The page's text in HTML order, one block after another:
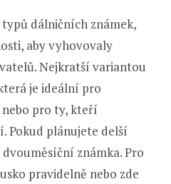
dálničních známek,
aby vyhovovaly
Nejkratší variantou
je ideální pro
pro ty, kteří
Pokud plánujete delší
známka. Pro
pravidelně nebo zde